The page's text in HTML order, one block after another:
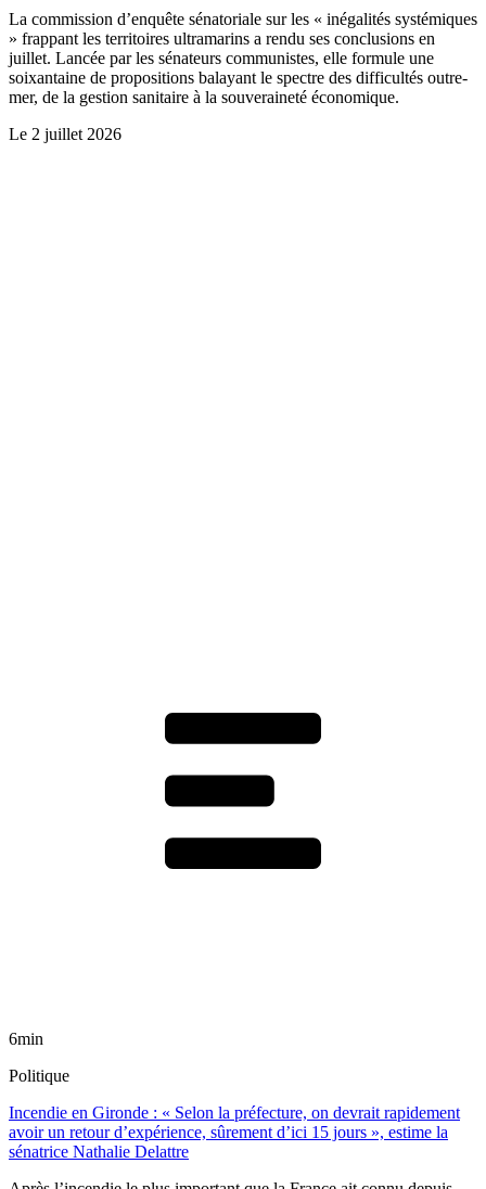
La commission d’enquête sénatoriale sur les « inégalités systémiques
» frappant les territoires ultramarins a rendu ses conclusions en
juillet. Lancée par les sénateurs communistes, elle formule une
soixantaine de propositions balayant le spectre des difficultés outre-
mer, de la gestion sanitaire à la souveraineté économique.
Le 2 juillet 2026
6min
Politique
Incendie en Gironde : « Selon la préfecture, on devrait rapidement
avoir un retour d’expérience, sûrement d’ici 15 jours », estime la
sénatrice Nathalie Delattre